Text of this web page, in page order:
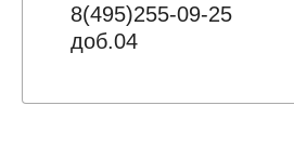
8(495)255-09-25
доб.04